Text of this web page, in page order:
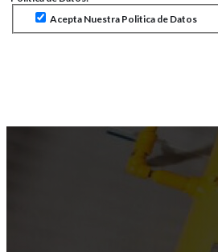
Acepta Nuestra Politica de Datos